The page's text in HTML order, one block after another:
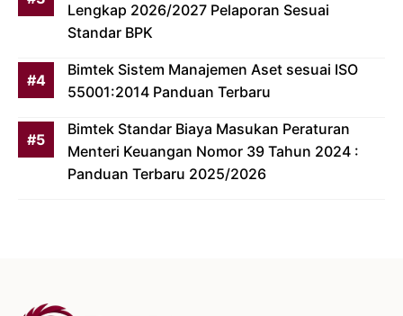
Lengkap 2026/2027 Pelaporan Sesuai
Standar BPK
Bimtek Sistem Manajemen Aset sesuai ISO
55001:2014 Panduan Terbaru
Bimtek Standar Biaya Masukan Peraturan
Menteri Keuangan Nomor 39 Tahun 2024 :
Panduan Terbaru 2025/2026